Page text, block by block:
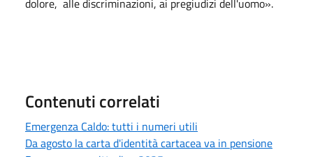
Contenuti correlati
Emergenza Caldo: tutti i numeri utili
Da agosto la carta d'identità cartacea va in pensione